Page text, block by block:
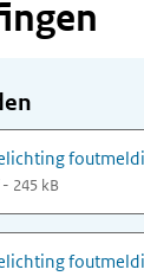
245 kB